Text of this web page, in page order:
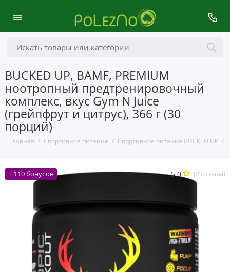
BUCKED UP, BAMF, PREMIUM
ноотропный предтренировочный
комплекс, вкус Gym N Juice
(грейпфрут и цитрус), 366 г (30
порций)
Главная Спортивное питание Спортивное питание BUCKED UP
+ 110 бонусов 5.0 (2 отзыва)